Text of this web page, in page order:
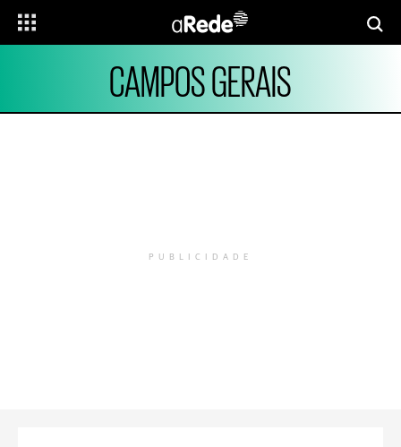
CAMPOS GERAIS
PUBLICIDADE